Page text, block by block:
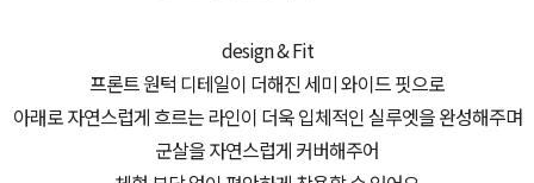
design & Fit
프론트 원턱 디테일이 더해진 세미 와이드 핏으로
아래로 자연스럽게 흐르는 라인이 더욱 입체적인 실루엣을 완성해주며
군살을 자연스럽게 커버해주어